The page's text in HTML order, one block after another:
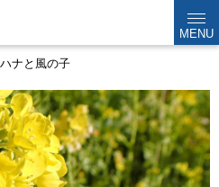
MENU
ナと風の子